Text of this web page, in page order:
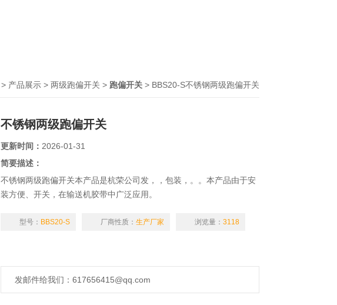
> 产品展示 > 两级跑偏开关 > 跑偏开关 > BBS20-S不锈钢两级跑偏开关
不锈钢两级跑偏开关
更新时间： 2026-01-31
简要描述：
不锈钢两级跑偏开关本产品是杭荣公司发，，包装，。。本产品由于安
装方便、开关，在输送机胶带中广泛应用。
型号： BBS20-S 厂商性质： 生产厂家 浏览量： 3118
发邮件给我们：617656415@qq.com